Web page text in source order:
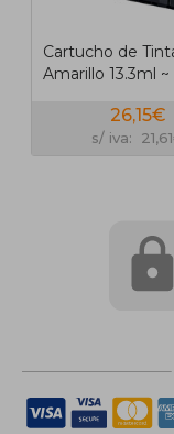
Cartucho de
Amarillo 13.3ml
26,15€
s/ iva: